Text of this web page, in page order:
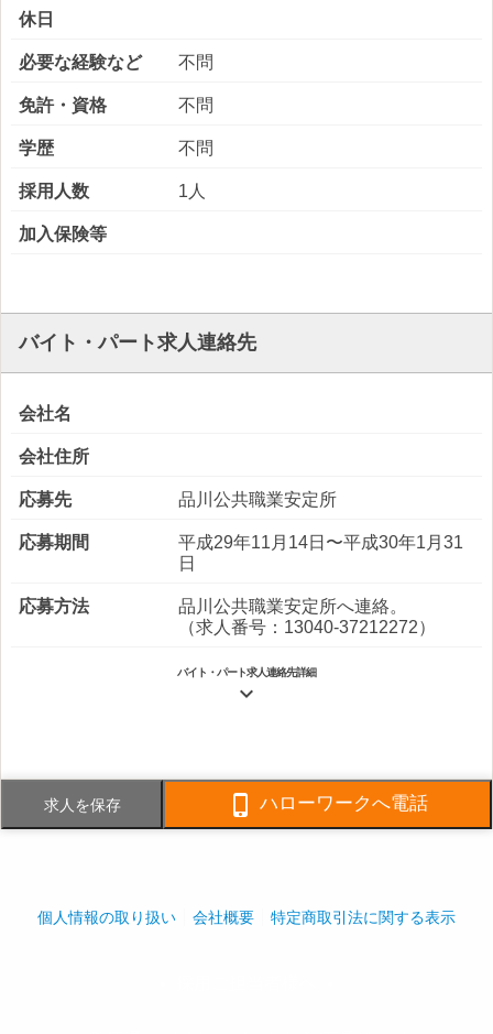
休日
必要な経験など 不問
免許・資格 不問
学歴 不問
採用人数 1人
加入保険等
バイト・パート求人連絡先
会社名
会社住所
応募先 品川公共職業安定所
応募期間
平成29年11月14日〜平成30年1月31
日
応募方法
品川公共職業安定所へ連絡。
（求人番号：13040-37212272）
バイト・パート求人連絡先詳細

事業内容
建物（マンション・ビル・ホテル）
の管理・清掃業
求人を保存  ハローワークへ電話
個人情報の取り扱い 会社概要 特定商取引法に関する表示